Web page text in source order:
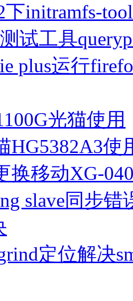
下initramfs-
试工具
plus运行
光猫使用
HG5382A3使
换移动XG-
slave同步错
定位解决